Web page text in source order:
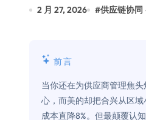
别再用
2 月 27, 2026 #供应链协同
前言
当你还在为供应商管理焦
心，而美的却把合兴从区
成本直降8%。但最颠覆认